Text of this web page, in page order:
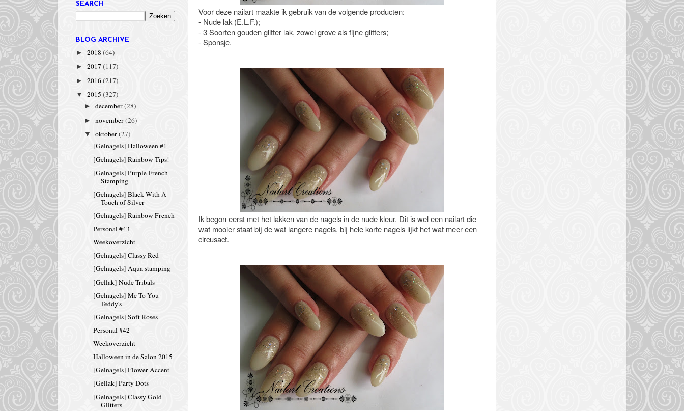
Voor deze nailart maakte ik gebruik van de volgende producten:
- Nude lak (E.L.F.);
- 3 Soorten gouden glitter lak, zowel grove als fijne glitters;
- Sponsje.
Ik begon eerst met het lakken van de nagels in de nude kleur. Dit is wel een nailart die
wat mooier staat bij de wat langere nagels, bij hele korte nagels lijkt het wat meer een
circusact.
SEARCH
BLOG ARCHIVE
► 2018 (64)
► 2017 (117)
► 2016(217)
▼ 2015 (327)
►december(28)
►november(26)
▼oktober(27)
[Gelnagels] Halloween #1
[Gelnagels] Rainbow Tips!
[Gelnagels] Purple French
Stamping
[Gelnagels] Black With A
Touch of Silver
[Gelnagels] Rainbow French
Personal #43
Weekoverzicht
[Gelnagels] Classy Red
[Gelnagels] Aqua stamping
[Gellak] Nude Tribals
[Gelnagels] Me To You
Teddy's
[Gelnagels] Soft Roses
Personal #42
Weekoverzicht
Halloween in de Salon 2015
[Gelnagels] Flower Accent
[Gellak] Party Dots
[Gelnagels] Classy Gold
Glitters